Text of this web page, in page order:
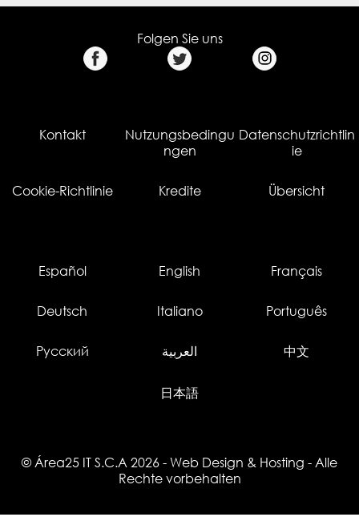
Folgen Sie uns
Kontakt
Nutzungsbedingu
ngen
Datenschutzrichtlin
ie
Cookie-Richtlinie Kredite Übersicht
Español English Français
Deutsch Italiano Português
Русский العربية 中文
日本語
© Área25 IT S.C.A 2026 - Web Design & Hosting - Alle
Rechte vorbehalten